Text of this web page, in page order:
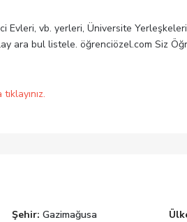
Evleri, vb. yerleri, Üniversite
ara bul listele. öğrenciözel.com Siz
Şehir: Gazimağusa